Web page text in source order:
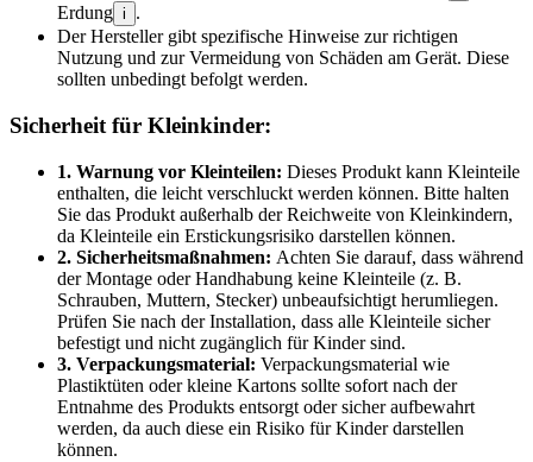
Erdung i
.
Der Hersteller gibt spezifische Hinweise zur richtigen
Nutzung und zur Vermeidung von Schäden am Gerät. Diese
sollten unbedingt befolgt werden.
Sicherheit für Kleinkinder:
1. Warnung vor Kleinteilen: Dieses Produkt kann Kleinteile
enthalten, die leicht verschluckt werden können. Bitte halten
Sie das Produkt außerhalb der Reichweite von Kleinkindern,
da Kleinteile ein Erstickungsrisiko darstellen können.
2. Sicherheitsmaßnahmen: Achten Sie darauf, dass während
der Montage oder Handhabung keine Kleinteile (z. B.
Schrauben, Muttern, Stecker) unbeaufsichtigt herumliegen.
Prüfen Sie nach der Installation, dass alle Kleinteile sicher
befestigt und nicht zugänglich für Kinder sind.
3. Verpackungsmaterial: Verpackungsmaterial wie
Plastiktüten oder kleine Kartons sollte sofort nach der
Entnahme des Produkts entsorgt oder sicher aufbewahrt
werden, da auch diese ein Risiko für Kinder darstellen
können.